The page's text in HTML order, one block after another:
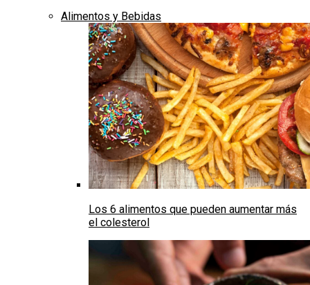
Alimentos y Bebidas
Los 6 alimentos que pueden aumentar más
el colesterol